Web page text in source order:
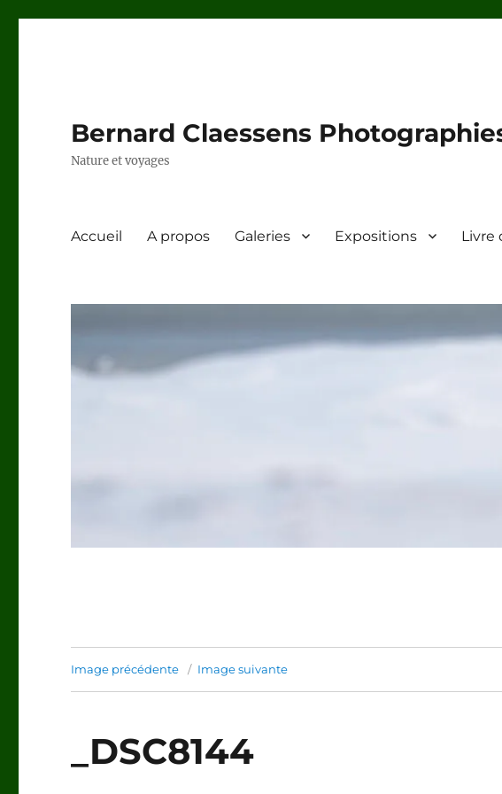
Bernard Claessens
Nature et voyages
Accueil A propos Galeries Expositions Livre
Image précédente Image suivante
_DSC8144